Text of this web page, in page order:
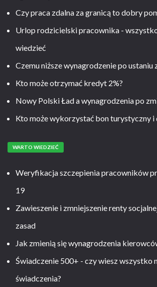
Czy praca zdalna za granicą to dobry
Urlop rodzicielski pracownika -
wiedzieć
Czemu niższe wynagrodzenie po ustaniu
Kto może otrzymać kredyt 2%?
Nowy Polski Ład a wynagrodzenia po
Kto może wykorzystać bon turystyczny i
WARTO WIEDZIEĆ
Weryfikacja szczepienia pracowników
19
Zawieszenie i zmniejszenie renty
zasad
Jak zmienią się wynagrodzenia
Świadczenie 500+ - czy wiesz wszystko
świadczenia?